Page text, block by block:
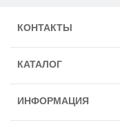
КОНТАКТЫ
КАТАЛОГ
ИНФОРМАЦИЯ